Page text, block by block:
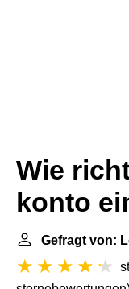
Wie
konto
Gefragt von: